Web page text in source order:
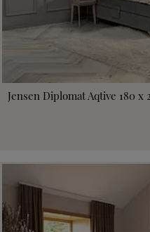
Jensen Diplomat Aqtive 180 x